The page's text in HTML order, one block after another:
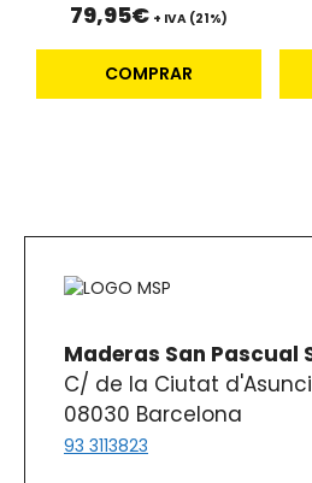
79,95€ + IVA (21%)
COMPRAR
Maderas San Pascual
C/ de la Ciutat
08030 Barcelona
93 3113823